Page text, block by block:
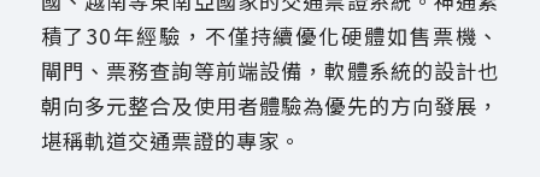
積了30年經驗，不僅持續優化硬體如售票機、
閘門、票務查詢等前端設備，軟體系統的設計也
朝向多元整合及使用者體驗為優先的方向發展，
堪稱軌道交通票證的專家。